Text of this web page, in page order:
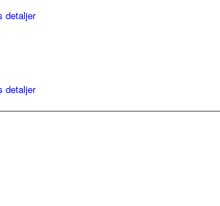
detaljer
detaljer